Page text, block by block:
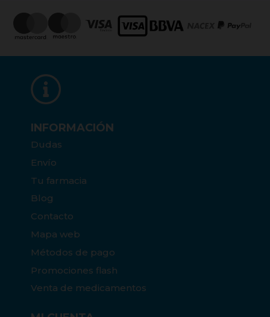
INFORMACIÓN
Dudas
Envío
Tu farmacia
Blog
Contacto
Mapa web
Métodos de pago
Promociones flash
Venta de medicamentos